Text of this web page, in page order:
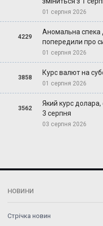
01 серпня 2026
4229
Аномальна спека
попередили про
01 серпня 2026
3858
Курс валют на
01 серпня 2026
3562
Який курс
3 серпня
03 серпня 2026
НОВИНИ
Стрічка новин